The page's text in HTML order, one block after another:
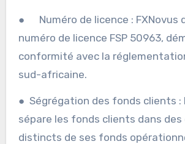
● Numéro de licence : FXNovus
numéro de licence FSP 50963,
conformité avec la
sud-africaine.
● Ségrégation des fonds clients :
sépare les fonds clients dans
distincts de ses fonds